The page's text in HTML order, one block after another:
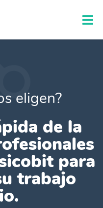
eligen?
de la
para
trabajo